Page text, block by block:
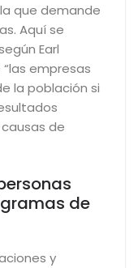
que demande
Aquí se
Earl
empresas
la población si
de
de
y